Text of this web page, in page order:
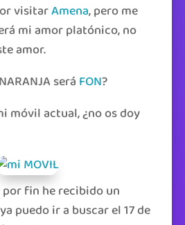
visitarAmena, pero me
mi amor platónico, no
amor.
será FON?
móvil actual, ¿no os doy
por fin he recibido un
puedo ir a buscar el 17 de